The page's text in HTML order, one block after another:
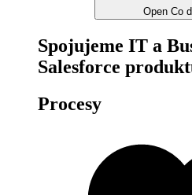
Open Co
Spojujeme IT a
Salesforce
Procesy